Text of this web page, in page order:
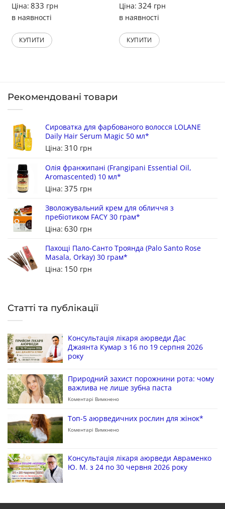
Ціна: 833 грн
в наявності
КУПИТИ
Ціна: 324 грн
в наявності
КУПИТИ
Рекомендовані товари
Сироватка для фарбованого волосся LOLANE
Daily Hair Serum Magic 50 мл*
Ціна: 310 грн
Олія франжипані (Frangipani Essential Oil,
Aromascented) 10 мл*
Ціна: 375 грн
Зволожувальний крем для обличчя з
пребіотиком FACY 30 грам*
Ціна: 630 грн
Пахощі Пало-Санто Троянда (Palo Santo Rose
Masala, Orkay) 30 грам*
Ціна: 150 грн
Статті та публікації
Консультація лікаря аюрведи Дас
Джаянта Кумар з 16 по 19 серпня 2026
року
Природний захист порожнини рота: чому
важлива не лише зубна паста
Коментарі Вимкнено
Топ-5 аюрведичних рослин для жінок*
Коментарі Вимкнено
Консультація лікаря аюрведи Авраменко
Ю. М. з 24 по 30 червня 2026 року